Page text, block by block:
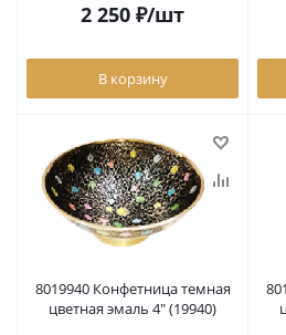
2 250 ₽/шт
В корзину
8019940 Конфетница темная
цветная эмаль 4" (19940)